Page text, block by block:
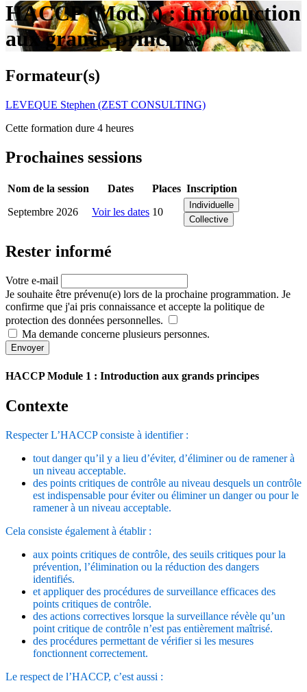
HACCP (Mod.1) : Introduction
aux grands principes
Formateur(s)
LEVEQUE Stephen (ZEST CONSULTING)
Cette formation dure 4 heures
Prochaines sessions
Nom de la session Dates Places Inscription
Septembre 2026
Voir les dates 10
Individuelle
Collective
Rester informé
Votre e-mail
Je souhaite être prévenu(e) lors de la prochaine programmation. Je
confirme que j'ai pris connaissance et accepte la politique de
protection des données personnelles.
Ma demande concerne plusieurs personnes.
Envoyer
HACCP Module 1 : Introduction aux grands principes
Contexte
Respecter L’HACCP consiste à identifier :
tout danger qu’il y a lieu d’éviter, d’éliminer ou de ramener à
un niveau acceptable.
des points critiques de contrôle au niveau desquels un contrôle
est indispensable pour éviter ou éliminer un danger ou pour le
ramener à un niveau acceptable.
Cela consiste également à établir :
aux points critiques de contrôle, des seuils critiques pour la
prévention, l’élimination ou la réduction des dangers
identifiés.
et appliquer des procédures de surveillance efficaces des
points critiques de contrôle.
des actions correctives lorsque la surveillance révèle qu’un
point critique de contrôle n’est pas entièrement maîtrisé.
des procédures permettant de vérifier si les mesures
fonctionnent correctement.
Le respect de l’HACCP, c’est aussi :